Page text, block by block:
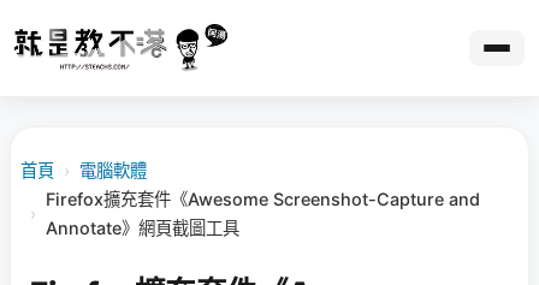
首頁 › 電腦軟體
›
Firefox擴充套件《Awesome Screenshot-Capture and
Annotate》網頁截圖工具